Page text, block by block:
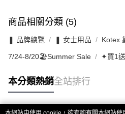
商品相關分類 (5)
❚ 品牌總覽 ❚ 女士用品 Kotex
7/24-8/20🏖️Summer Sale ✦買1
本分類熱銷全站排行